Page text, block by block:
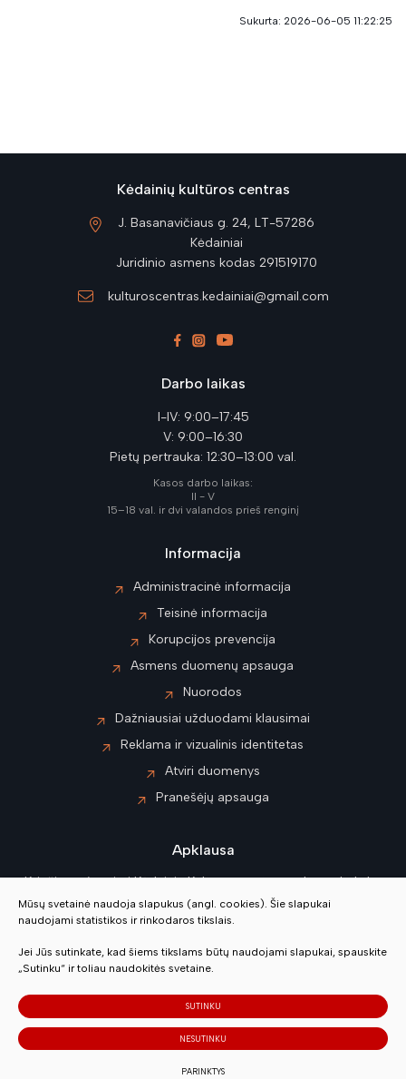
Sukurta: 2026-06-05 11:22:25
Kėdainių kultūros centras
J. Basanavičiaus g. 24, LT-57286
Kėdainiai
Juridinio asmens kodas 291519170
kulturoscentras.kedainiai@gmail.com
Darbo laikas
I-IV: 9:00–17:45
V: 9:00–16:30
Pietų pertrauka: 12:30–13:00 val.
Kasos darbo laikas:
II - V
15–18 val. ir dvi valandos prieš renginį
Informacija
Administracinė informacija
Teisinė informacija
Korupcijos prevencija
Asmens duomenų apsauga
Nuorodos
Dažniausiai užduodami klausimai
Reklama ir vizualinis identitetas
Atviri duomenys
Pranešėjų apsauga
Apklausa
Kviečiame įvertinti Kėdainių Kultūros centro paslaugų kokybę
© 2023 Visos teisės saugomos
Slapukų parinktys
Duomenų apsauga
Sukurta:TEXUS
Mūsų svetainė naudoja slapukus (angl. cookies). Šie slapukai
naudojami statistikos ir rinkodaros tikslais.
Jei Jūs sutinkate, kad šiems tikslams būtų naudojami slapukai, spauskite
„Sutinku“ ir toliau naudokitės svetaine.
SUTINKU
NESUTINKU
PARINKTYS